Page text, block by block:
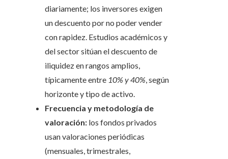
diariamente; los inversores exigen
un descuento por no poder vender
con rapidez. Estudios académicos y
del sector sitúan el descuento de
iliquidez en rangos amplios,
típicamente entre 10% y 40%, según
horizonte y tipo de activo.
Frecuencia y metodología de
valoración: los fondos privados
usan valoraciones periódicas
(mensuales, trimestrales,